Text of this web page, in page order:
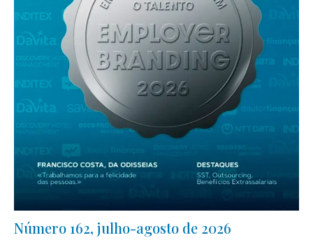
Número 162, julho-agosto de 2026